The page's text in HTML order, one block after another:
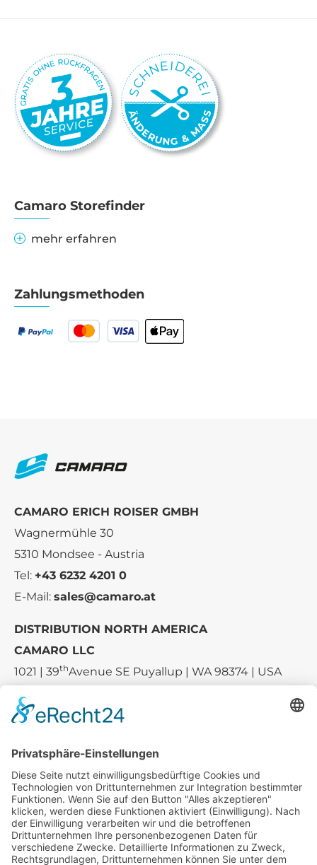
Camaro Storefinder
mehr erfahren
Zahlungsmethoden
CAMARO ERICH ROISER GMBH
Wagnermühle 30
5310 Mondsee - Austria
Tel: +43 6232 4201 0
E-Mail: sales@camaro.at
DISTRIBUTION NORTH AMERICA
CAMARO LLC
1021 | 39thAvenue SE Puyallup | WA 98374 | USA
Tel.:+1 253-867-57 35
Unternehmen
Service
Media